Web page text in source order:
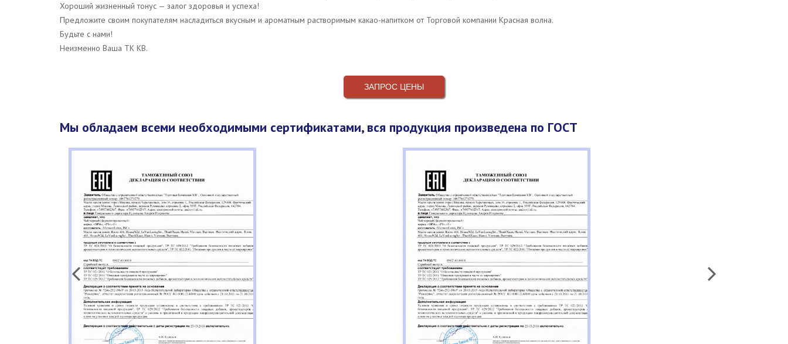
Хороший жизненный тонус — залог здоровья и успеха!
Предложите своим покупателям насладиться вкусным и ароматным растворимым какао-напитком от Торговой компании Красная волна.
Будьте с нами!
Неизменно Ваша ТК КВ.
ЗАПРОС ЦЕНЫ
Мы обладаем всеми необходимыми сертификатами, вся продукция произведена по ГОСТ